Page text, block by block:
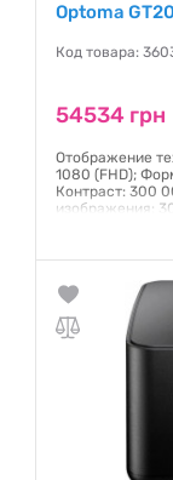
Optoma
Код товара:
54534 грн
Отображение
1080 (FHD);
Контраст: 300
изображения:
12